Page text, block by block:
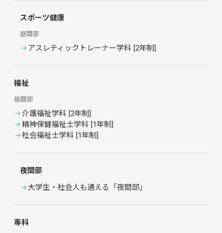
スポーツ健康
昼間部
アスレティックトレーナー学科 [2年制]
福祉
昼間部
介護福祉学科 [2年制]
精神保健福祉士学科 [1年制]
社会福祉士学科 [1年制]
夜間部
大学生・社会人も通える「夜間部」
専科